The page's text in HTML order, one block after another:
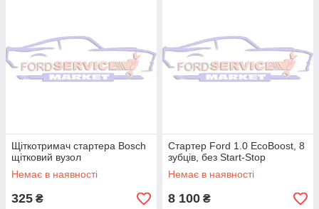
Щіткотримач стартера Bosch
щітковий вузол
Немає в наявності
325 ₴
Стартер Ford 1.0 EcoBoost, 8
зубців, без Start-Stop
Немає в наявності
8 100 ₴